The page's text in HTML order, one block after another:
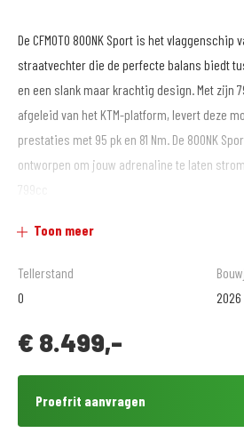
De CFMOTO 800NK Sport is het vlaggenschip
straatvechter die de perfecte balans biedt
en een slank maar krachtig design. Met zijn
afgeleid van het KTM-platform, levert deze
prestaties met 95 pk en 81 Nm. De 800NK
ontworpen om jouw adrenaline te laten
799cc
94pk - 70 kW / 9000 tp
klantvriendelijkheid vanzelfsprekend is. Als
houden.Indien gewenst hebben wij diverse
Toon meer
Tellerstand
0
2026
€ 8.499,-
Proefrit aanvragen